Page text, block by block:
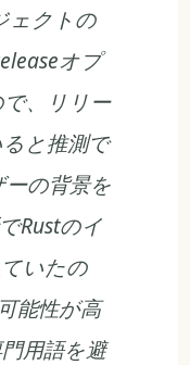
ェクトの
オプ
、リリー
と推測で
の背景を
Rustのイ
いたの
能性が高
用語を避